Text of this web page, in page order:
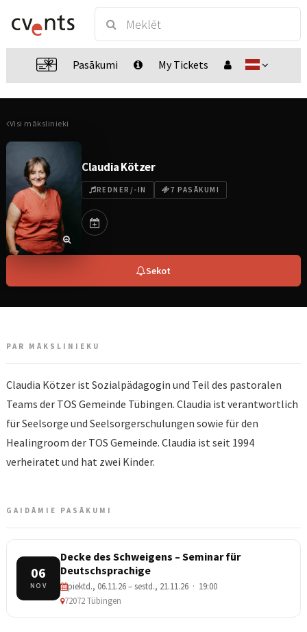
Pasākumi My Tickets
Visi mākslinieki
Claudia Kötzer
REDNER/-IN 7 PASĀKUMI
Sekot
PAR MĀKSLINIEKU
Claudia Kötzer ist Sozialpädagogin und Teil des pastoralen
Teams der TOS Gemeinde Tübingen. Claudia ist verantwortlich
für Seelsorge und Seelsorgerschulungen sowie für den
Healingroom der TOS Gemeinde. Claudia ist seit 1994
verheiratet und hat zwei Kinder.
GAIDĀMIE PASĀKUMI
06
NOV
Decke des Schweigens – Seminar für
Deutschsprachige
piektd., 06.11.26 – sestd., 21.11.26 · 19:00
72072 Tübingen